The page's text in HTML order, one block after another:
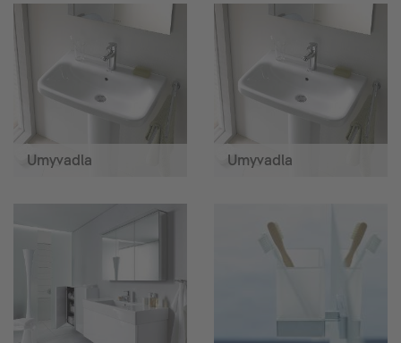
Umyvadla Umyvadla